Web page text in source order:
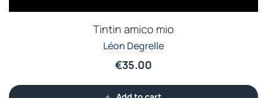
Tintin amico mio
Léon Degrelle
€35.00